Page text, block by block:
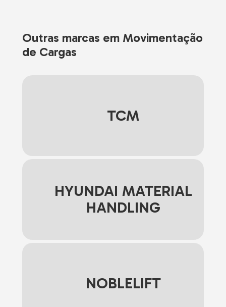
Outras marcas em Movimentação
de Cargas
TCM
HYUNDAI MATERIAL
HANDLING
NOBLELIFT